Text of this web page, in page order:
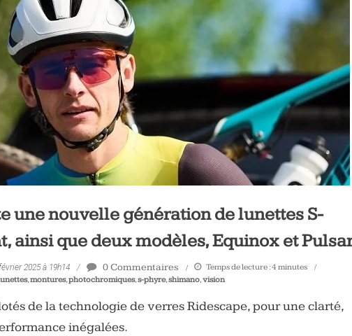
une nouvelle génération de lunettes S-
ainsi que deux modèles, Equinox et
2025 à 19h14 0 Commentaires Temps de lecture :4 minutes
,montures,photochromiques,s-phyre,shimano,vision
de la technologie de verres Ridescape, pour une clarté,
inégalées.